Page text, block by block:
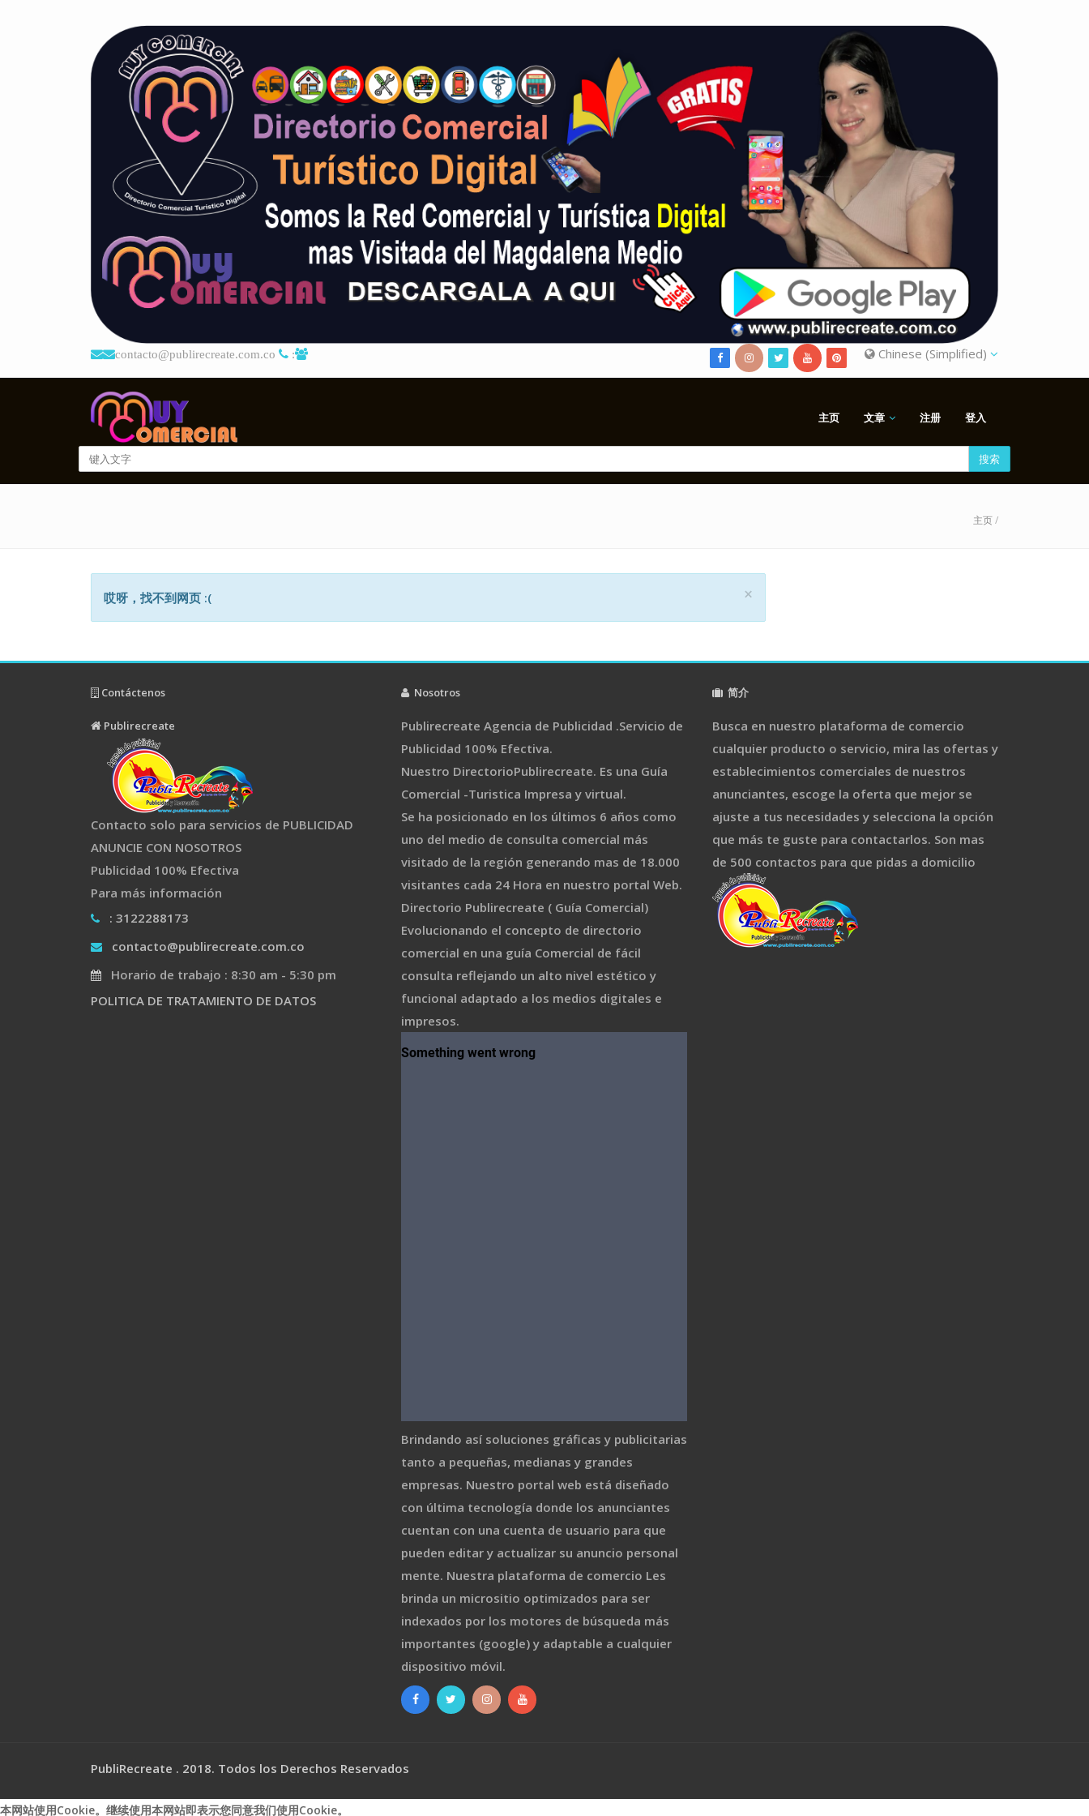
contacto@publirecreate.com.co : Chinese (Simplified)
主页 文章 注册 登入
搜索
主页/
×
哎呀，找不到网页 :(
Contáctenos
Publirecreate
Contacto solo para servicios de PUBLICIDAD
ANUNCIE CON NOSOTROS
Publicidad 100% Efectiva
Para más información
: 3122288173
contacto@publirecreate.com.co
Horario de trabajo : 8:30 am - 5:30 pm
POLITICA DE TRATAMIENTO DE DATOS
Nosotros
Publirecreate Agencia de Publicidad .Servicio de
Publicidad 100% Efectiva.
Nuestro DirectorioPublirecreate. Es una Guía
Comercial -Turistica Impresa y virtual.
Se ha posicionado en los últimos 6 años como
uno del medio de consulta comercial más
visitado de la región generando mas de 18.000
visitantes cada 24 Hora en nuestro portal Web.
Directorio Publirecreate ( Guía Comercial)
Evolucionando el concepto de directorio
comercial en una guía Comercial de fácil
consulta reflejando un alto nivel estético y
funcional adaptado a los medios digitales e
impresos.
Brindando así soluciones gráficas y publicitarias
tanto a pequeñas, medianas y grandes
empresas. Nuestro portal web está diseñado
con última tecnología donde los anunciantes
cuentan con una cuenta de usuario para que
pueden editar y actualizar su anuncio personal
mente. Nuestra plataforma de comercio Les
brinda un micrositio optimizados para ser
indexados por los motores de búsqueda más
importantes (google) y adaptable a cualquier
dispositivo móvil.
简介
Busca en nuestro plataforma de comercio
cualquier producto o servicio, mira las ofertas y
establecimientos comerciales de nuestros
anunciantes, escoge la oferta que mejor se
ajuste a tus necesidades y selecciona la opción
que más te guste para contactarlos. Son mas
de 500 contactos para que pidas a domicilio
PubliRecreate . 2018. Todos los Derechos Reservados
本网站使用Cookie。继续使用本网站即表示您同意我们使用Cookie。